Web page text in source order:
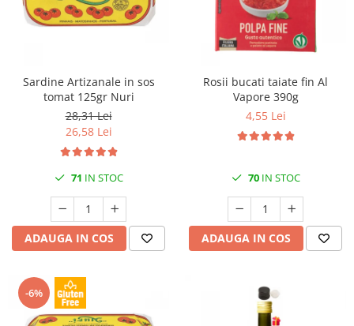
Sardine Artizanale in sos
tomat 125gr Nuri
28,31 Lei
26,58 Lei
71 IN STOC
ADAUGA IN COS
Rosii bucati taiate fin Al
Vapore 390g
4,55 Lei
70IN STOC
ADAUGA IN COS
-6%